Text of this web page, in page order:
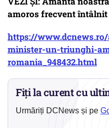
amoros frecvent întâlnit
https://
minister-un-triunghi-
romania_948432.html
Fiți la curent cu
Urmăriți DCNews și pe